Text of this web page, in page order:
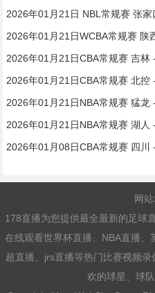
2026年01月21日 NBL常规赛 张
2026年01月21日WCBA常规赛 陕
2026年01月21日CBA常规赛 吉林
2026年01月21日CBA常规赛 北控
2026年01月21日NBA常规赛 猛龙
2026年01月21日NBA常规赛 湖人
2026年01月08日CBA常规赛 四川
网
178直播为您提供最全最新的足球
在线观看世界杯直播、NBA直播、
超直播、jrs直播等热门比赛视频
欢的球星、球